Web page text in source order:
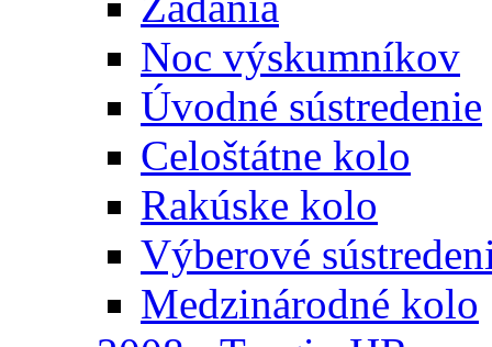
Noc výskumníkov
Úvodné sústredenie
Celoštátne kolo
Rakúske kolo
Výberové
Medzinárodné kolo